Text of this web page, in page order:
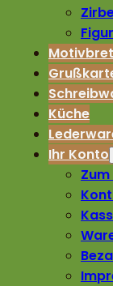
Küche
Ihr Konto